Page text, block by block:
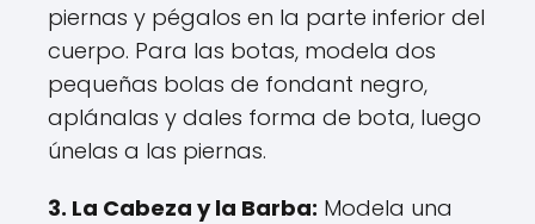
piernas y pégalos en la parte inferior del
cuerpo. Para las botas, modela dos
pequeñas bolas de fondant negro,
aplánalas y dales forma de bota, luego
únelas a las piernas.
3. La Cabeza y la Barba: Modela una